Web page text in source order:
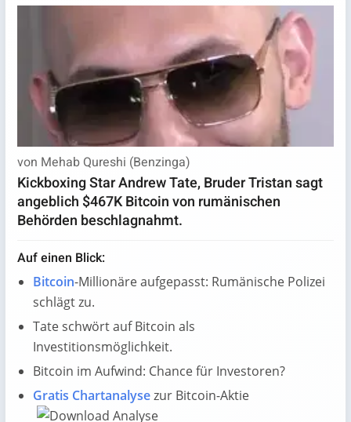
von Mehab Qureshi (Benzinga)
Kickboxing Star Andrew Tate, Bruder Tristan sagt
angeblich $467K Bitcoin von rumänischen
Behörden beschlagnahmt.
Auf einen Blick:
Bitcoin-Millionäre aufgepasst: Rumänische Polizei
schlägt zu.
Tate schwört auf Bitcoin als
Investitionsmöglichkeit.
Bitcoin im Aufwind: Chance für Investoren?
Gratis Chartanalysezur Bitcoin-Aktie